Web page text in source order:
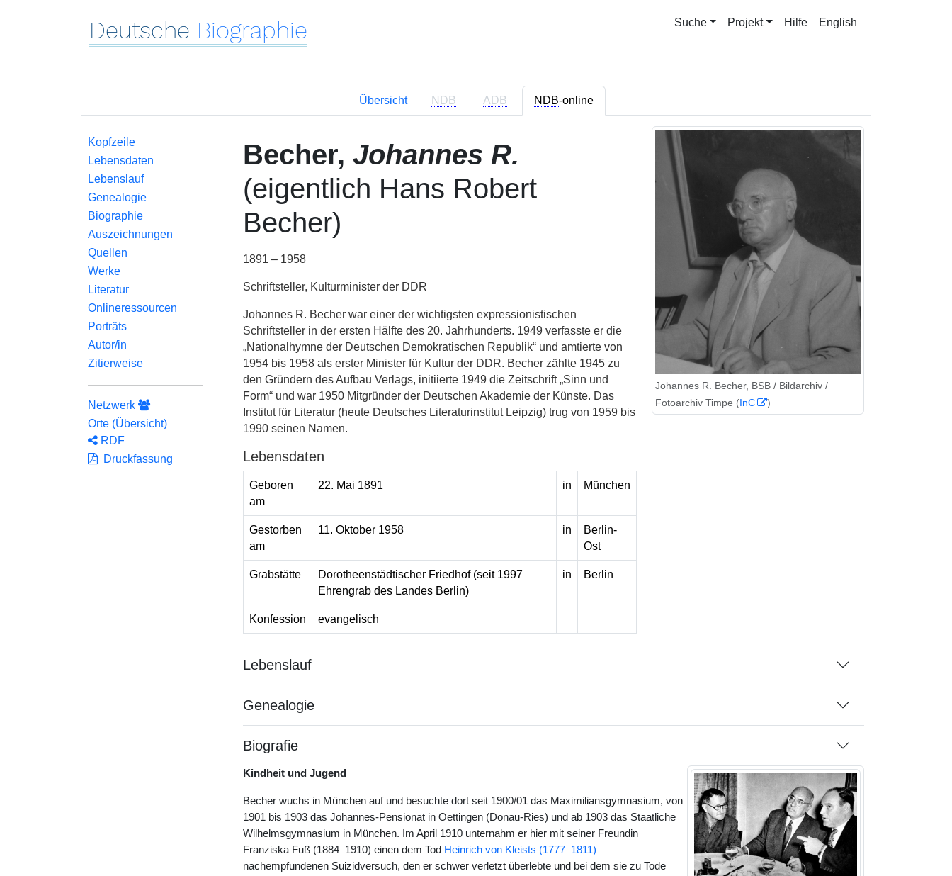
Deutsche Biographie Suche Projekt Hilfe English
Übersicht NDB ADB NDB-online
Kopfzeile
Lebensdaten
Lebenslauf
Genealogie
Biographie
Auszeichnungen
Quellen
Werke
Literatur
Onlineressourcen
Porträts
Autor/in
Zitierweise
Netzwerk
Orte (Übersicht)
RDF
Druckfassung
Becher, Johannes R.
(eigentlich Hans Robert
Becher)
1891 – 1958
Schriftsteller, Kulturminister der DDR
Johannes R. Becher war einer der wichtigsten expressionistischen
Schriftsteller in der ersten Hälfte des 20. Jahrhunderts. 1949 verfasste er die
„Nationalhymne der Deutschen Demokratischen Republik“ und amtierte von
1954 bis 1958 als erster Minister für Kultur der DDR. Becher zählte 1945 zu
den Gründern des Aufbau Verlags, initiierte 1949 die Zeitschrift „Sinn und
Form“ und war 1950 Mitgründer der Deutschen Akademie der Künste. Das
Institut für Literatur (heute Deutsches Literaturinstitut Leipzig) trug von 1959 bis
1990 seinen Namen.
Lebensdaten
Geboren
am
22. Mai 1891 in München
Gestorben
am
11. Oktober 1958 in
Berlin-
Ost
Grabstätte
Dorotheenstädtischer Friedhof (seit 1997
Ehrengrab des Landes Berlin)
in Berlin
Konfession evangelisch
Johannes R. Becher, BSB / Bildarchiv /
Fotoarchiv Timpe (InC )
Lebenslauf
Genealogie
Biografie
Kindheit und Jugend
Becher wuchs in München auf und besuchte dort seit 1900/01 das Maximiliansgymnasium, von
1901 bis 1903 das Johannes-Pensionat in Oettingen (Donau-Ries) und ab 1903 das Staatliche
Wilhelmsgymnasium in München. Im April 1910 unternahm er hier mit seiner Freundin
Franziska Fuß (1884–1910) einen dem Tod Heinrich von Kleists (1777–1811)
nachempfundenen Suizidversuch, den er schwer verletzt überlebte und bei dem sie zu Tode